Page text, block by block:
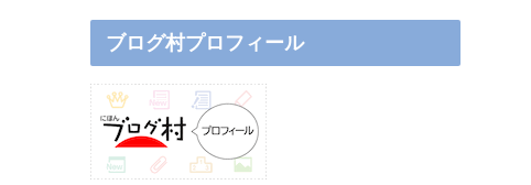
ブログ村プロフィール